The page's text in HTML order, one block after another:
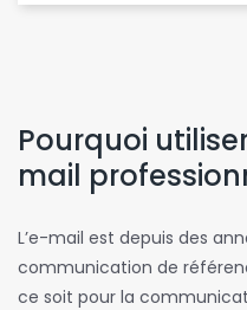
Pourquoi
mail
L’e-mail est depuis des
communication de
ce soit pour la